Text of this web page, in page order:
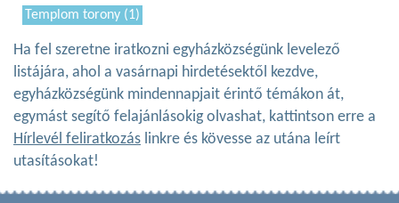
Templom torony (1)
Ha fel szeretne iratkozni egyházközségünk levelező
listájára, ahol a vasárnapi hirdetésektől kezdve,
egyházközségünk mindennapjait érintő témákon át,
egymást segítő felajánlásokig olvashat, kattintson erre a
Hírlevél feliratkozás linkre és kövesse az utána leírt
utasításokat!